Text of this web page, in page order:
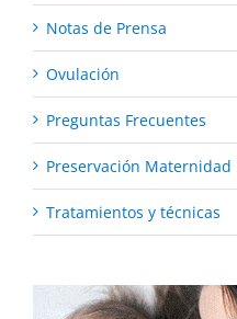
Notas de Prensa
Ovulación
Preguntas Frecuentes
Preservación Maternidad
Tratamientos y técnicas